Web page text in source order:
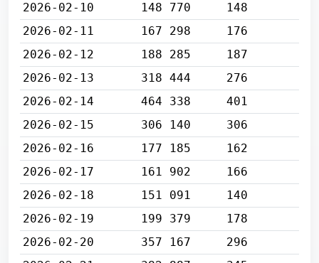
2026-02-10
148 770
148
2026-02-11
167 298
176
2026-02-12
188 285
187
2026-02-13
318 444
276
2026-02-14
464 338
401
2026-02-15
306 140
306
2026-02-16
177 185
162
2026-02-17
161 902
166
2026-02-18
151 091
140
2026-02-19
199 379
178
2026-02-20
357 167
296